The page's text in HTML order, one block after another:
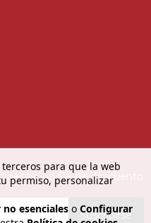
para que la web
permiso, personalizar
no esenciales o Configurar
recibe un 5% de descuento
Suscribirse